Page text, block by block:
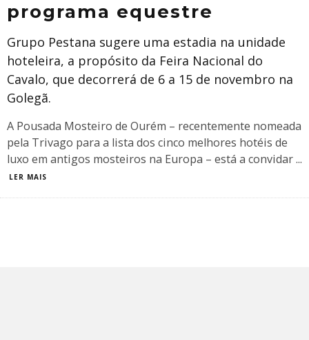
programa equestre
Grupo Pestana sugere uma estadia na unidade
hoteleira, a propósito da Feira Nacional do
Cavalo, que decorrerá de 6 a 15 de novembro na
Golegã.
A Pousada Mosteiro de Ourém – recentemente nomeada
pela Trivago para a lista dos cinco melhores hotéis de
luxo em antigos mosteiros na Europa – está a convidar...
LER MAIS